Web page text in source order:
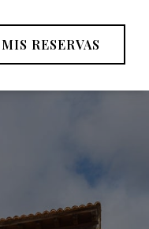
MIS RESERVAS